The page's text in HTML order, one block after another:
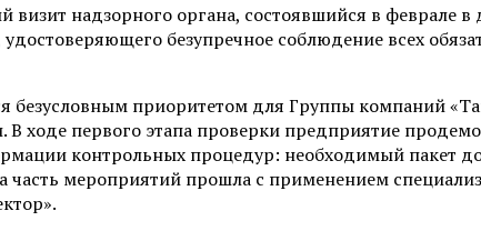
визит надзорного органа, состоявшийся в феврале в
безупречное соблюдение всех
безусловным приоритетом для Группы компаний
ходе первого этапа проверки предприятие
контрольных процедур: необходимый пакет
часть мероприятий прошла с применением